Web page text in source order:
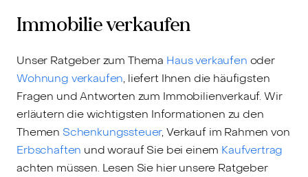
Immobilie verkaufen
Unser Ratgeber zum Thema Haus verkaufen oder
Wohnung verkaufen, liefert Ihnen die häufigsten
Fragen und Antworten zum Immobilienverkauf. Wir
erläutern die wichtigsten Informationen zu den
Themen Schenkungssteuer, Verkauf im Rahmen von
Erbschaften und worauf Sie bei einem Kaufvertrag
achten müssen. Lesen Sie hier unsere Ratgeber